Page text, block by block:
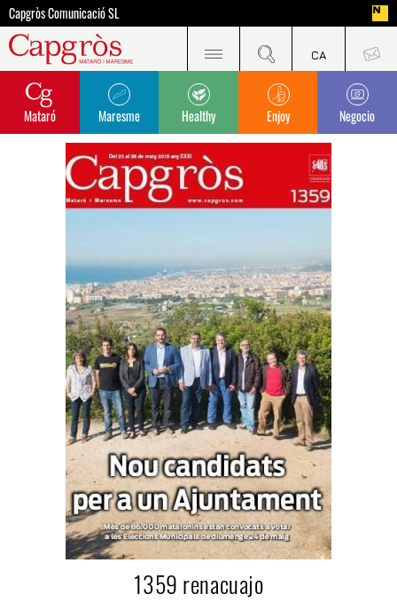
Capgròs Comunicació SL
Mataró Maresme Healthy Enjoy Negocio
1359 renacuajo